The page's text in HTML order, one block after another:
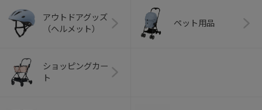
アウトドアグッズ
（ヘルメット）
ペット用品
ショッピングカー
ト